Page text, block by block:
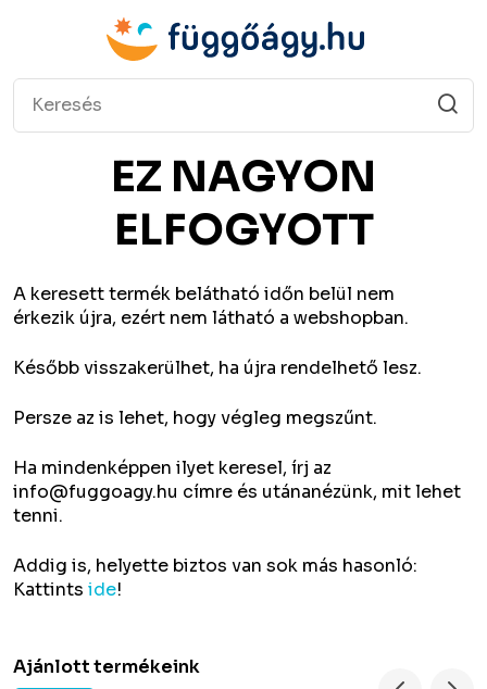
EZ NAGYON
ELFOGYOTT
A keresett termék belátható időn belül nem
érkezik újra, ezért nem látható a webshopban.
Később visszakerülhet, ha újra rendelhető lesz.
Persze az is lehet, hogy végleg megszűnt.
Ha mindenképpen ilyet keresel, írj az
info@fuggoagy.hu címre és utánanézünk, mit lehet
tenni.
Addig is, helyette biztos van sok más hasonló:
Kattints ide!
Ajánlott termékeink